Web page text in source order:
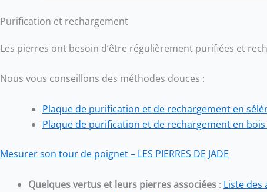
Purification et rechargement
Les pierres ont besoin d’être régulièrement purifiées et
Nous vous conseillons des méthodes douces :
Plaque de purification et de rechargement en
Plaque de purification et de rechargement en bois
Mesurer son tour de poignet – LES PIERRES DE JADE
Quelques vertus et leurs pierres associées : Liste